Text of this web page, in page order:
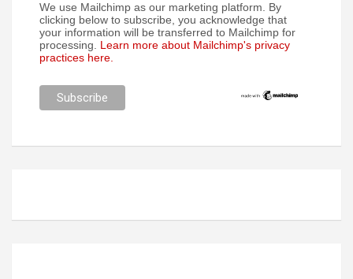
We use Mailchimp as our marketing platform. By
clicking below to subscribe, you acknowledge that
your information will be transferred to Mailchimp for
processing. Learn more about Mailchimp's privacy
practices here.